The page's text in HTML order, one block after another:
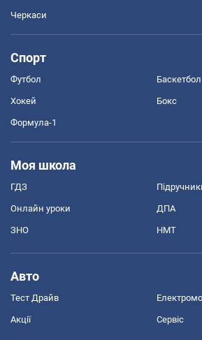
Черкаси
Спорт
Футбол Баскетбол
Хокей Бокс
Формула-1
Моя школа
ГДЗ
Онлайн уроки ДПА
ЗНО НМТ
Авто
Тест Драйв
Акції Сервіс